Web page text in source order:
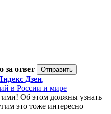
за ответ
Дзен,
в России и мире
Об этом должны узнать
это тоже интересно